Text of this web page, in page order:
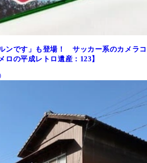
ンです」も登場！ サッカー系のカメラコ
ロの平成レトロ遺産：123】